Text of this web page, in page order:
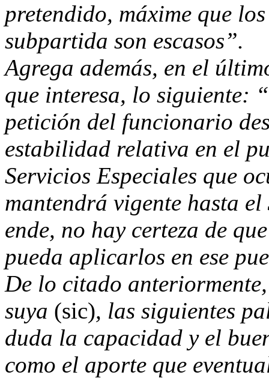
pretendido, máxime que
subpartida son escasos”.
Agrega además, en el
que interesa, lo siguiente:
petición del funcionario
estabilidad relativa en el
Servicios Especiales que
mantendrá vigente hasta
ende, no hay certeza de
pueda aplicarlos en ese
De lo citado
suya (sic), las siguientes
duda la capacidad y el
como el aporte que